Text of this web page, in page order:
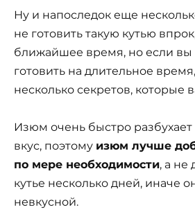
Ну и напоследок еще
не готовить такую кутью
ближайшее время, но если вы
готовить на длительное
несколько секретов, которые
Изюм очень быстро разбухает
вкус, поэтому изюм лучше
по мере необходимости, а не
кутье несколько дней, иначе
невкусной.